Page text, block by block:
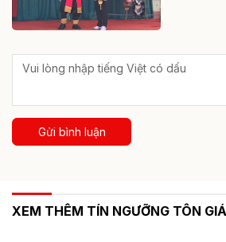
Gửi bình luận
XEM THÊM TÍN NGƯỠNG TÔN